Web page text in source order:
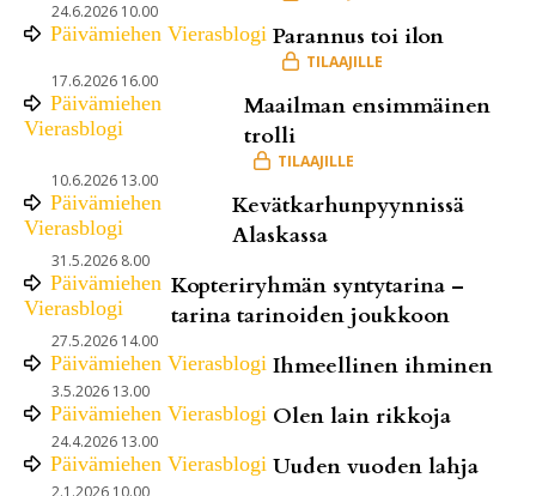
24.6.2026 10.00
Päivämiehen Vierasblogi Parannus toi ilon
17.6.2026 16.00
Päivämiehen
Vierasblogi
Maailman ensimmäinen
trolli
10.6.2026 13.00
Päivämiehen
Vierasblogi
Kevätkarhunpyynnissä
Alaskassa
31.5.2026 8.00
Päivämiehen
Vierasblogi
Kopteriryhmän syntytarina –
tarina tarinoiden joukkoon
27.5.2026 14.00
Päivämiehen Vierasblogi Ihmeellinen ihminen
3.5.2026 13.00
Päivämiehen Vierasblogi Olen lain rikkoja
24.4.2026 13.00
Päivämiehen Vierasblogi Uuden vuoden lahja
2.1.2026 10.00